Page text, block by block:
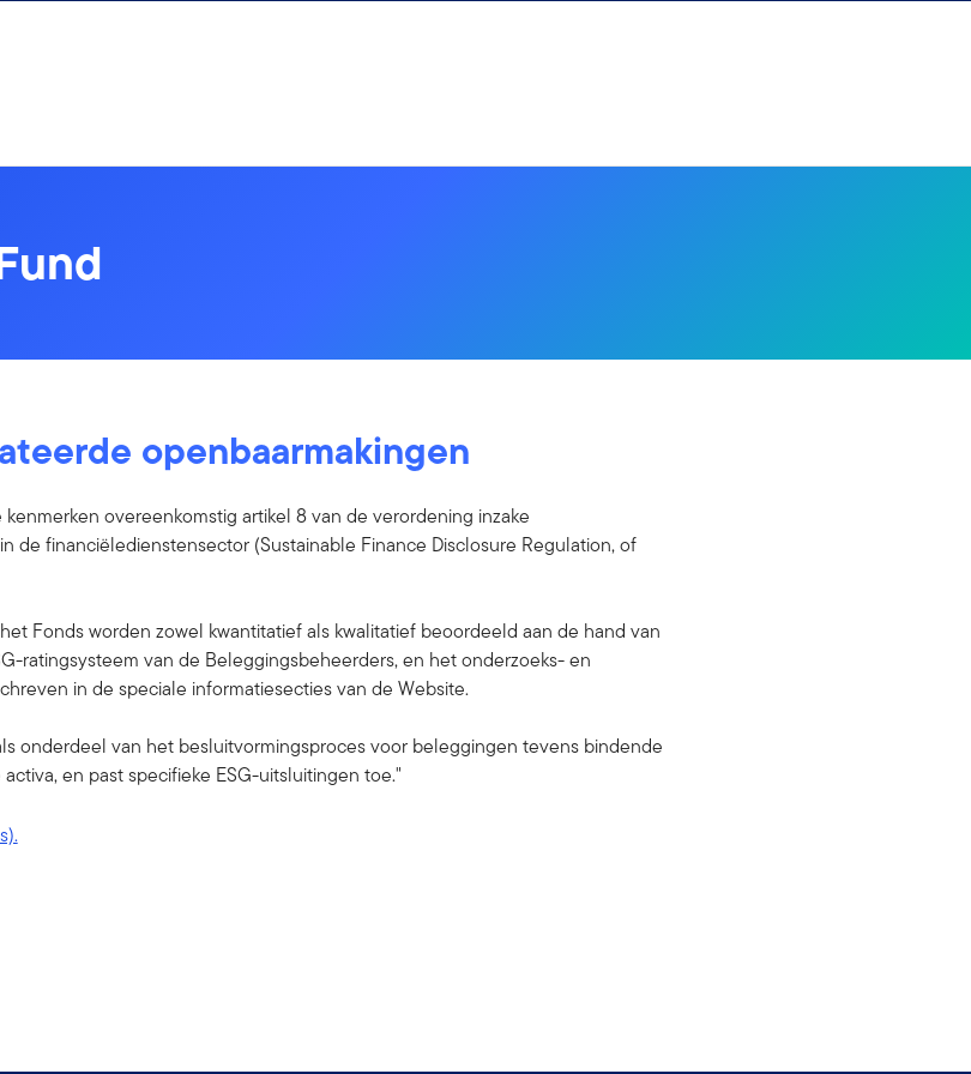
openbaarmakingen
overeenkomstig artikel 8 van de verordening inzake
de financiëledienstensector (Sustainable Finance Disclosure Regulation, of
Fonds worden zowel kwantitatief als kwalitatief beoordeeld aan de hand van
ratingsysteem van de Beleggingsbeheerders, en het onderzoeks- en
in de speciale informatiesecties van de Website.
onderdeel van het besluitvormingsproces voor beleggingen tevens bindende
en past specifieke ESG-uitsluitingen toe."